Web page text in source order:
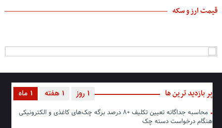
قیمت ارز و سکه
پر بازدید ترین ها 1 ماه 1 هفته 1 روز
محاسبه جداگانه تعیین تکلیف ۸۰ درصد برگه چک‌های کاغذی و الکترونیکی
هنگام درخواست دسته چک